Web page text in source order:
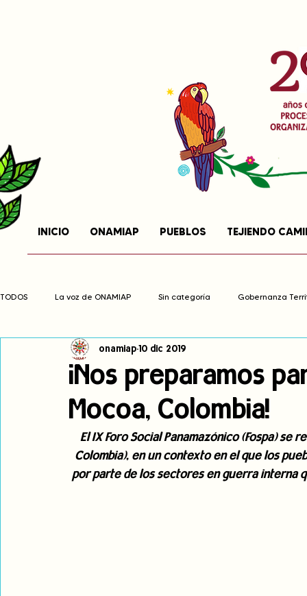
INICIO ONAMIAP PUEBLOS TEJIENDO
TODOS La voz de ONAMIAP Sin categoría Gobernanza
Cambio climático Navegador indígena
Pronunciamientos Observatorio de consulta previa
jóvenes indígenas Incidencias incidencia PNPI
¡Nos preparamos
Mocoa, Colombia!
onamiap 10 dic 2019
El IX Foro Social Panamazónico (Fospa) se
Colombia), en un contexto en el que los
por parte de los sectores en guerra interna